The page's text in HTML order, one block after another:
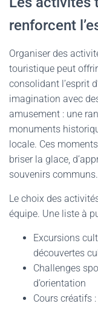
renforcent
Organiser des
touristique peut
consolidant l’esprit
imagination avec
amusement : une
monuments
locale. Ces
briser la glace,
souvenirs communs.
Le choix des
équipe. Une liste à
Excursions
découvertes
Challenges
d’orientation
Cours créatifs